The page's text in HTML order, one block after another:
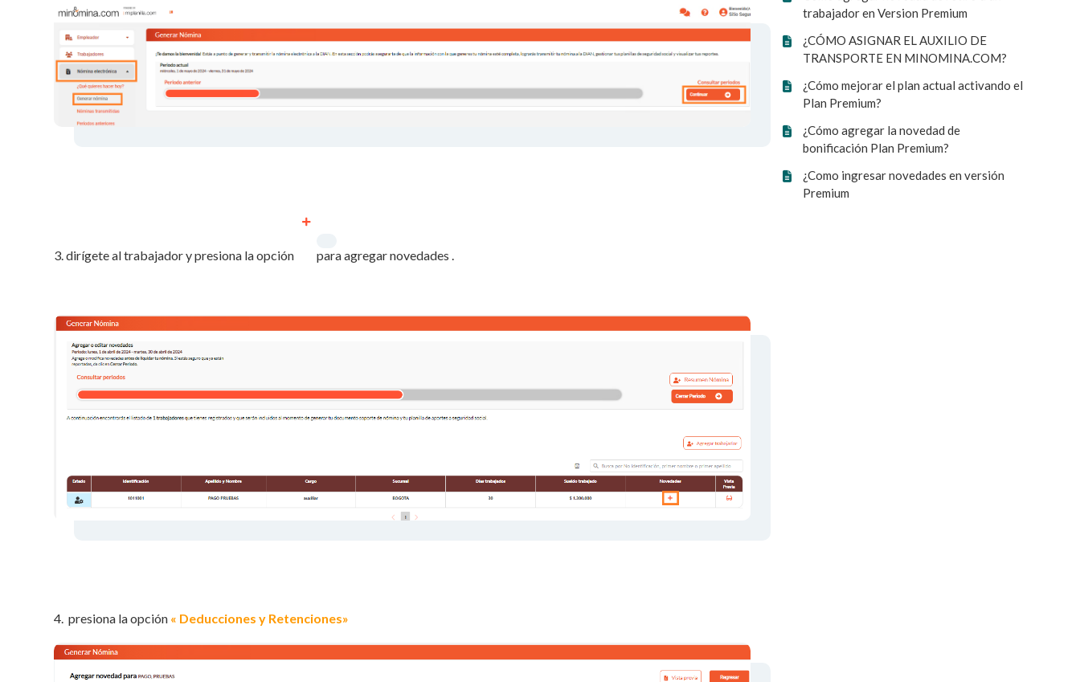
trabajador en Version Premium
¿CÓMO ASIGNAR EL AUXILIO DE
TRANSPORTE EN MINOMINA.COM?
¿Cómo mejorar el plan actual activando el
Plan Premium?
¿Cómo agregar la novedad de
bonificación Plan Premium?
¿Como ingresar novedades en versión
Premium
3. dirígete al trabajador y presiona la opción para agregar novedades .
4. presiona la opción « Deducciones y Retenciones»